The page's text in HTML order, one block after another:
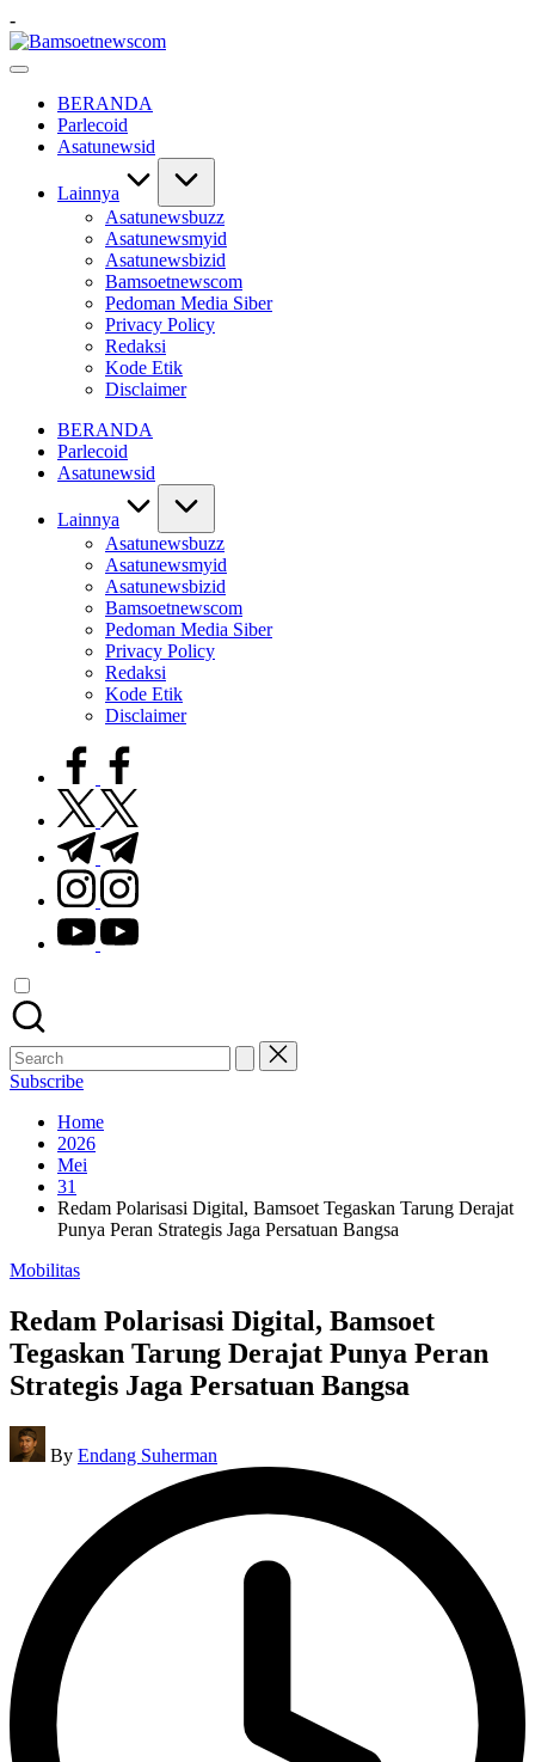
Skip
to
content
-
Bamsoetnewscom
Berita
MobilitasBERANDA
Parlecoid
Asatunewsid
Lainnya
Asatunewsbuzz
Asatunewsmyid
Asatunewsbizid
Bamsoetnewscom
Pedoman Media Siber
Privacy Policy
Redaksi
Kode Etik
Disclaimer
BERANDA
Parlecoid
Asatunewsid
Lainnya
Asatunewsbuzz
Asatunewsmyid
Asatunewsbizid
Bamsoetnewscom
Pedoman Media Siber
Privacy Policy
Redaksi
Kode Etik
Disclaimer
facebook.com
twitter.com
t.me
instagram.com
youtube.com
Search
for:
Subscribe
Home
2026
Mei
31
Redam Polarisasi Digital, Bamsoet Tegaskan Tarung Derajat
Punya Peran Strategis Jaga Persatuan Bangsa
Posted
Mobilitas
Redam Polarisasi Digital, Bamsoet
Tegaskan Tarung Derajat Punya Peran
Strategis Jaga Persatuan Bangsa
Posted
by
By Endang Suherman